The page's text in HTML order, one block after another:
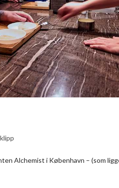
Alchemist i København – (som